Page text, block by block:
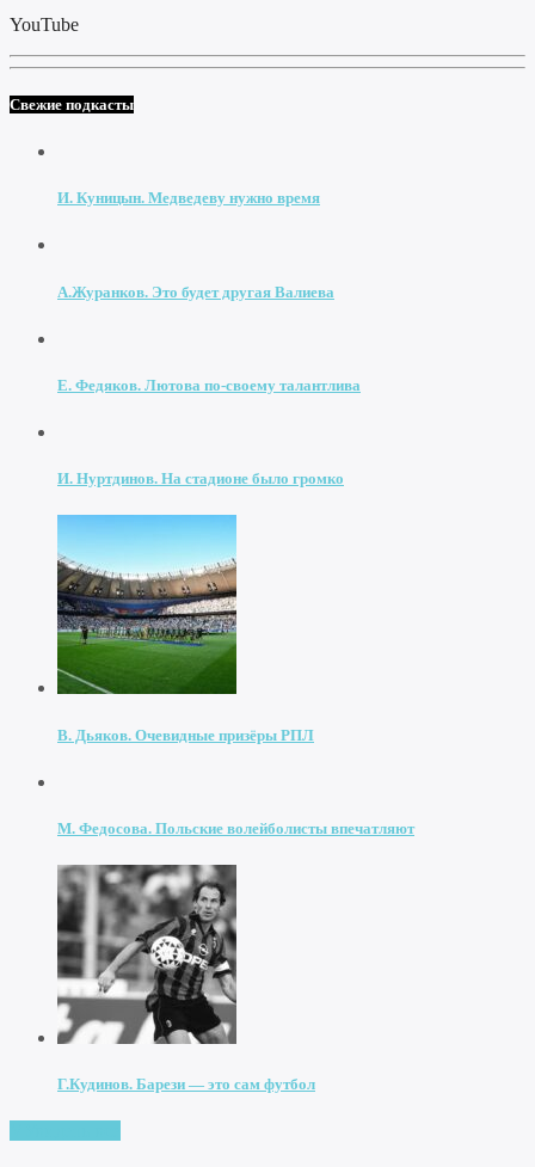
YouTube
Свежие подкасты
И. Куницын. Медведеву нужно время
А.Журанков. Это будет другая Валиева
Е. Федяков. Лютова по-своему талантлива
И. Нуртдинов. На стадионе было громко
В. Дьяков. Очевидные призёры РПЛ
М. Федосова. Польские волейболисты впечатляют
Г.Кудинов. Барези — это сам футбол